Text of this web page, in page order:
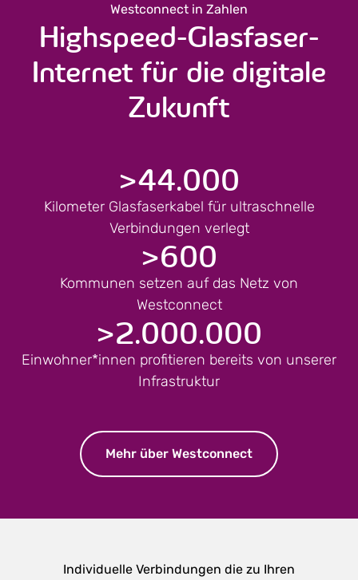
Westconnect in Zahlen
Highspeed-Glasfaser-
Internet für die digitale
Zukunft
>44.000
Kilometer Glasfaserkabel für ultraschnelle
Verbindungen verlegt
>600
Kommunen setzen auf das Netz von
Westconnect
>2.000.000
Einwohner*innen profitieren bereits von unserer
Infrastruktur
Mehr über Westconnect
Individuelle Verbindungen die zu Ihren